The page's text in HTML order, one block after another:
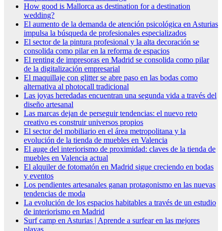
How good is Mallorca as destination for a destination
wedding?
El aumento de la demanda de atención psicológica en Asturias
impulsa la búsqueda de profesionales especializados
El sector de la pintura profesional y la alta decoración se
consolida como pilar en la reforma de espacios
El renting de impresoras en Madrid se consolida como pilar
de la digitalización empresarial
El maquillaje con glitter se abre paso en las bodas como
alternativa al photocall tradicional
Las joyas heredadas encuentran una segunda vida a través del
diseño artesanal
Las marcas dejan de perseguir tendencias: el nuevo reto
creativo es construir universos propios
El sector del mobiliario en el área metropolitana y la
evolución de la tienda de muebles en Valencia
El auge del interiorismo de proximidad: claves de la tienda de
muebles en Valencia actual
El alquiler de fotomatón en Madrid sigue creciendo en bodas
y eventos
Los pendientes artesanales ganan protagonismo en las nuevas
tendencias de moda
La evolución de los espacios habitables a través de un estudio
de interiorismo en Madrid
Surf camp en Asturias | Aprende a surfear en las mejores